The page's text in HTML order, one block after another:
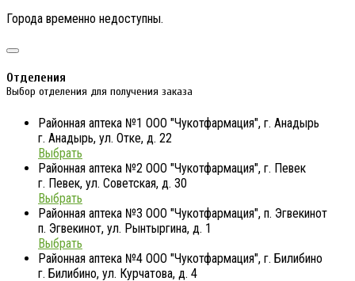
Города временно недоступны.
Отделения
Выбор отделения для получения заказа
Районная аптека №1 ООО "Чукотфармация", г. Анадырь
г. Анадырь, ул. Отке, д. 22
Выбрать
Районная аптека №2 ООО "Чукотфармация", г. Певек
г. Певек, ул. Советская, д. 30
Выбрать
Районная аптека №3 ООО "Чукотфармация", п. Эгвекинот
п. Эгвекинот, ул. Рынтыргина, д. 1
Выбрать
Районная аптека №4 ООО "Чукотфармация", г. Билибино
г. Билибино, ул. Курчатова, д. 4